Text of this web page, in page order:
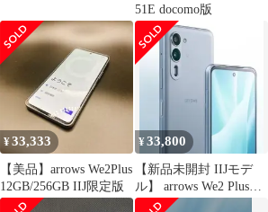
51E docomo版
¥33,333
【美品】arrows We2Plus
12GB/256GB IIJ限定版
¥33,800
【新品未開封 IIJモデ
ル】 arrows We2 Plus
M06